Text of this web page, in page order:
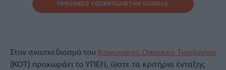
ΠΡΟΣΘΕΣΕ ΤΟCRETA24ΣΤΗΝ GOOGLE
Στον ανασχεδιασμό του Κοινωνικού Οικιακού Τιμολογίου
(ΚΟΤ) προχωράει το ΥΠΕΝ, ώστε τα κριτήρια ένταξης